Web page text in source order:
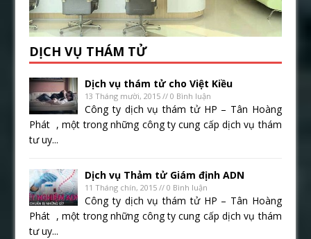
DỊCH VỤ THÁM TỬ
Dịch vụ thám tử cho Việt Kiều
13 Tháng mười, 2015 // 0 Bình luận
Công ty dịch vụ thám tử HP – Tân Hoàng
Phát , một trong những công ty cung cấp dịch vụ thám
tư uy...
Dịch vụ Thảm tử Giám định ADN
11 Tháng chín, 2015 // 0 Bình luận
Công ty dịch vụ thám tử HP – Tân Hoàng
Phát , một trong những công ty cung cấp dịch vụ thám
tư uy...